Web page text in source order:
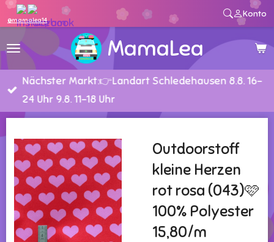
@mamalea14
Konto
Zum
Hauptinhalt
springen
MamaLea
Nächster Markt:👉Landart Schledehausen 8.8. 16-
24 Uhr 9.8. 11-18 Uhr
Outdoorstoff
kleine Herzen
rot rosa (043)🩷
100% Polyester
15,80/m